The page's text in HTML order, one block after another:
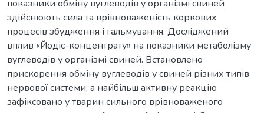
показники обміну вуглеводів у організмі свиней
здійснюють сила та врівноваженість коркових
процесів збудження і гальмування. Досліджений
вплив «Йодіс-концентрату» на показники метаболізму
вуглеводів у організмі свиней. Встановлено
прискорення обміну вуглеводів у свиней різних типів
нервової системи, а найбільш активну реакцію
зафіксовано у тварин сильного врівноваженого